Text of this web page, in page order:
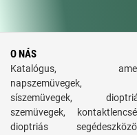
O NÁS
Katalógus,
napszemüvegek,
síszemüvegek,
szemüvegek,
dioptriás